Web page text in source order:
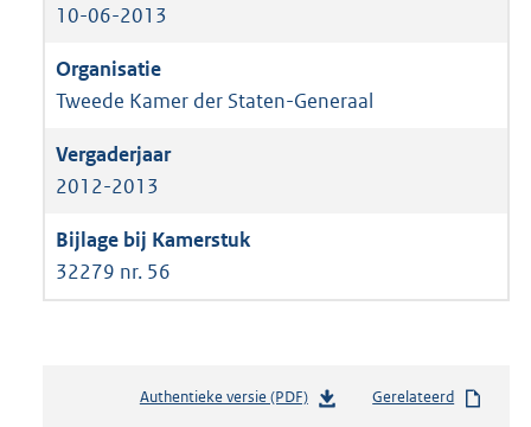
10-06-2013
Tweede Kamer der Staten-Generaal
2012-2013
32279 nr. 56
Authentieke versie (PDF)b
Gerelateerd